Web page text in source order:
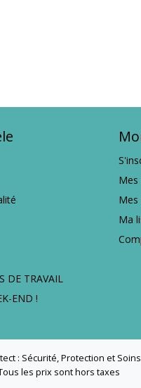
DE TRAVAIL
END !
Mes
Ma
: Sécurité, Protection et
les prix sont hors taxes